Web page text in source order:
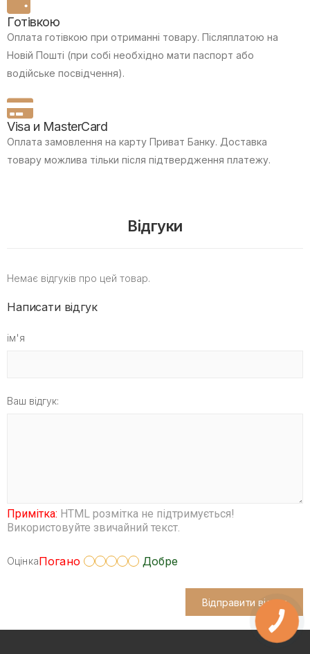
Готівкою
Оплата готівкою при отриманні товару. Післяплатою на
Новій Пошті (при собі необхідно мати паспорт або
водійське посвідчення).
Visa и MasterCard
Оплата замовлення на карту Приват Банку. Доставка
товару можлива тільки після підтвердження платежу.
Відгуки
Немає відгуків про цей товар.
Написати відгук
ім'я
Ваш відгук:
Примітка: HTML розмітка не підтримується!
Використовуйте звичайний текст.
ОцінкаПогано Добре
Відправити відгук